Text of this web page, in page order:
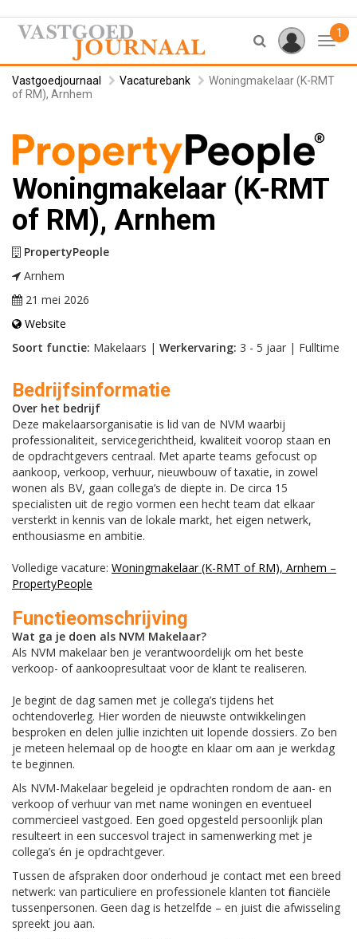
1
Vastgoedjournaal Vacaturebank
Woningmakelaar (K-RMT
of RM), Arnhem
Woningmakelaar (K-RMT
of RM), Arnhem
PropertyPeople
Arnhem
21 mei 2026
Website
Soort functie: Makelaars | Werkervaring: 3 - 5 jaar | Fulltime
Bedrijfsinformatie
Over het bedrijf
Deze makelaarsorganisatie is lid van de NVM waarbij
professionaliteit, servicegerichtheid, kwaliteit voorop staan en
de opdrachtgevers centraal. Met aparte teams gefocust op
aankoop, verkoop, verhuur, nieuwbouw of taxatie, in zowel
wonen als BV, gaan collega’s de diepte in. De circa 15
specialisten uit de regio vormen een hecht team dat elkaar
versterkt in kennis van de lokale markt, het eigen netwerk,
enthousiasme en ambitie.
Volledige vacature: Woningmakelaar (K-RMT of RM), Arnhem –
PropertyPeople
Functieomschrijving
Wat ga je doen als NVM Makelaar?
Als NVM makelaar ben je verantwoordelijk om het beste
verkoop- of aankoopresultaat voor de klant te realiseren.
Je begint de dag samen met je collega’s tijdens het
ochtendoverleg. Hier worden de nieuwste ontwikkelingen
besproken en delen jullie inzichten uit lopende dossiers. Zo ben
je meteen helemaal op de hoogte en klaar om aan je werkdag
te beginnen.
Als NVM-Makelaar begeleid je opdrachten rondom de aan- en
verkoop of verhuur van met name woningen en eventueel
commercieel vastgoed. Een goed opgesteld persoonlijk plan
resulteert in een succesvol traject in samenwerking met je
collega’s én je opdrachtgever.
Tussen de afspraken door onderhoud je contact met een breed
netwerk: van particuliere en professionele klanten tot financiële
tussenpersonen. Geen dag is hetzelfde – en juist die afwisseling
spreekt jou aan.